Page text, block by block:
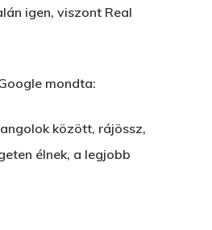
igen, viszont Real
mondta:
között, rájössz,
élnek, a legjobb